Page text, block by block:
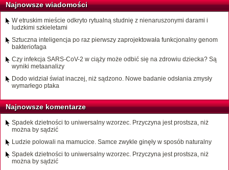
Najnowsze wiadomości
W etruskim mieście odkryto rytualną studnię z nienaruszonymi darami i
ludzkimi szkieletami
Sztuczna inteligencja po raz pierwszy zaprojektowała funkcjonalny genom
bakteriofaga
Czy infekcja SARS-CoV-2 w ciąży może odbić się na zdrowiu dziecka? Są
wyniki metaanalizy
Dodo widział świat inaczej, niż sądzono. Nowe badanie odsłania zmysły
wymarłego ptaka
Najnowsze komentarze
Spadek dzietności to uniwersalny wzorzec. Przyczyna jest prostsza, niż
można by sądzić
Ludzie polowali na mamucice. Samce zwykle ginęły w sposób naturalny
Spadek dzietności to uniwersalny wzorzec. Przyczyna jest prostsza, niż
można by sądzić